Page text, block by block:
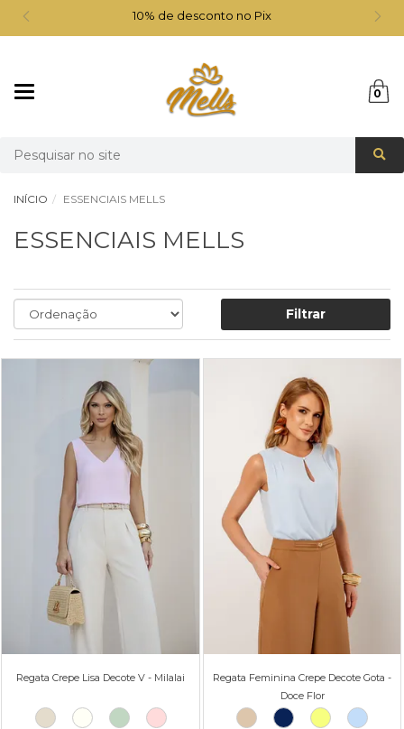
10% de desconto no Pix
0
INÍCIO ESSENCIAIS MELLS
ESSENCIAIS MELLS
Filtrar
Regata Crepe Lisa Decote V - Milalai
Regata Feminina Crepe Decote Gota -
Doce Flor